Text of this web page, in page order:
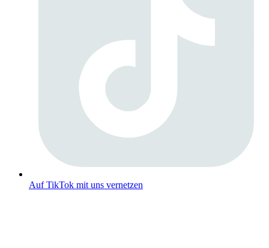
Auf TikTok mit uns vernetzen